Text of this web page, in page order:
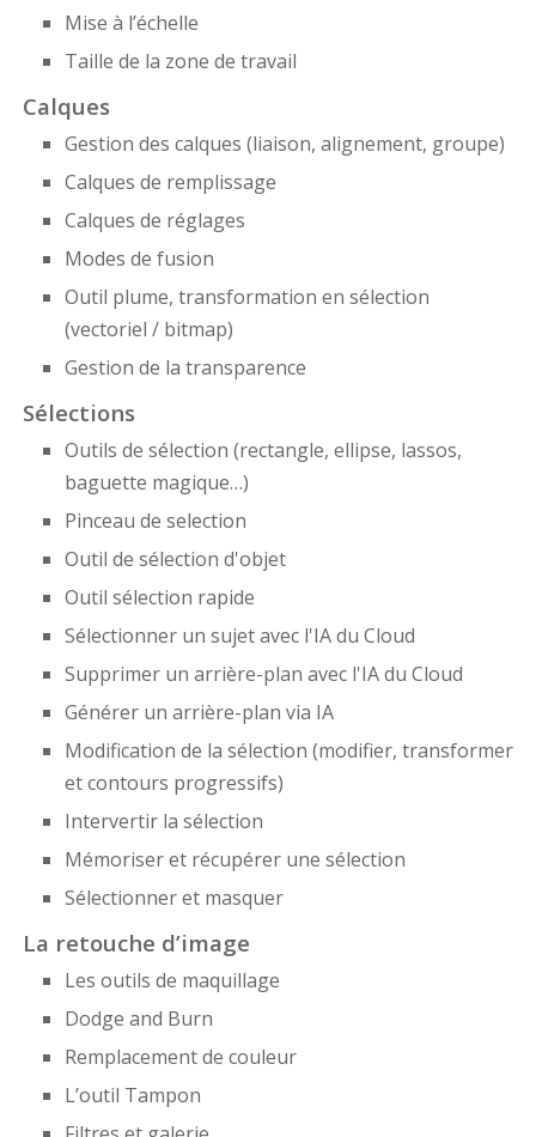
Mise à l’échelle
Taille de la zone de travail
Calques
Gestion des calques (liaison, alignement, groupe)
Calques de remplissage
Calques de réglages
Modes de fusion
Outil plume, transformation en sélection
(vectoriel / bitmap)
Gestion de la transparence
Sélections
Outils de sélection (rectangle, ellipse, lassos,
baguette magique…)
Pinceau de selection
Outil de sélection d'objet
Outil sélection rapide
Sélectionner un sujet avec l'IA du Cloud
Supprimer un arrière-plan avec l'IA du Cloud
Générer un arrière-plan via IA
Modification de la sélection (modifier, transformer
et contours progressifs)
Intervertir la sélection
Mémoriser et récupérer une sélection
Sélectionner et masquer
La retouche d’image
Les outils de maquillage
Dodge and Burn
Remplacement de couleur
L’outil Tampon